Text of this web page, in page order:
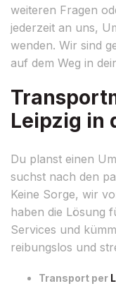
weiteren Fragen
jederzeit an uns,
wenden. Wir sind
auf dem Weg in
Leipzig in
Du planst einen
suchst nach den
Keine Sorge, wir
haben die Lösung
Services und
reibungslos und
Transport per